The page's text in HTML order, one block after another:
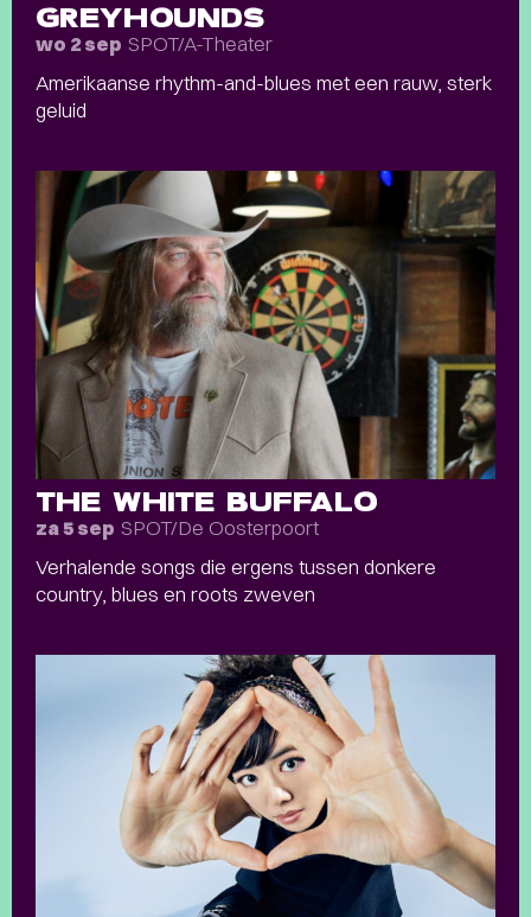
GREYHOUNDS
wo 2 sep SPOT/A-Theater
Amerikaanse rhythm-and-blues met een rauw, sterk
geluid
THE WHITE BUFFALO
za 5 sep SPOT/De Oosterpoort
Verhalende songs die ergens tussen donkere
country, blues en roots zweven